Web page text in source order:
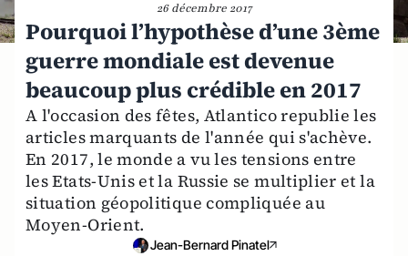
26 décembre 2017
Pourquoi l’hypothèse d’une 3ème
guerre mondiale est devenue
beaucoup plus crédible en 2017
A l'occasion des fêtes, Atlantico republie les
articles marquants de l'année qui s'achève.
En 2017, le monde a vu les tensions entre
les Etats-Unis et la Russie se multiplier et la
situation géopolitique compliquée au
Moyen-Orient.
Jean-Bernard Pinatel